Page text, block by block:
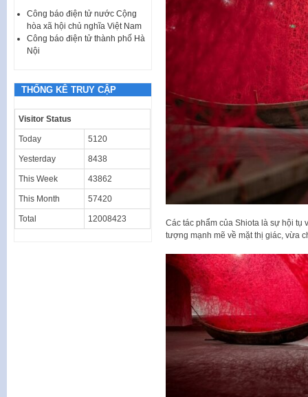
Các tác phẩm của Shiota là sự hội tụ
tượng mạnh mẽ về mặt thị giác, vừa
Công báo điện tử nước Cộng
hòa xã hội chủ nghĩa Việt Nam
Công báo điện tử thành phố Hà
Nội
THỐNG KÊ TRUY CẬP
Visitor Status
Today 5120
Yesterday 8438
This Week 43862
This Month 57420
Total 12008423